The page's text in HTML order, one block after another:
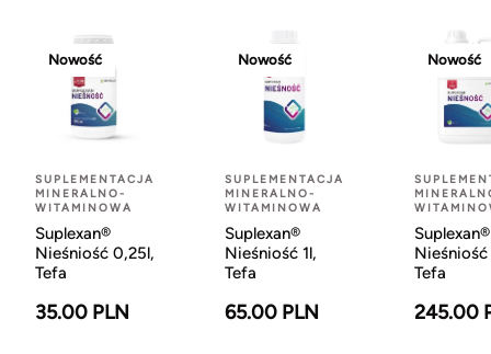
Nowość
SUPLEMENTACJA
MINERALNO-
WITAMINOWA
Suplexan®
Nieśniość 0,25l,
Tefa
35.00 PLN
Nowość
SUPLEMENTACJA
MINERALNO-
WITAMINOWA
Suplexan®
Nieśniość 1l,
Tefa
65.00 PLN
Nowość
Suplexan®
Nieśniość
Tefa
245.00